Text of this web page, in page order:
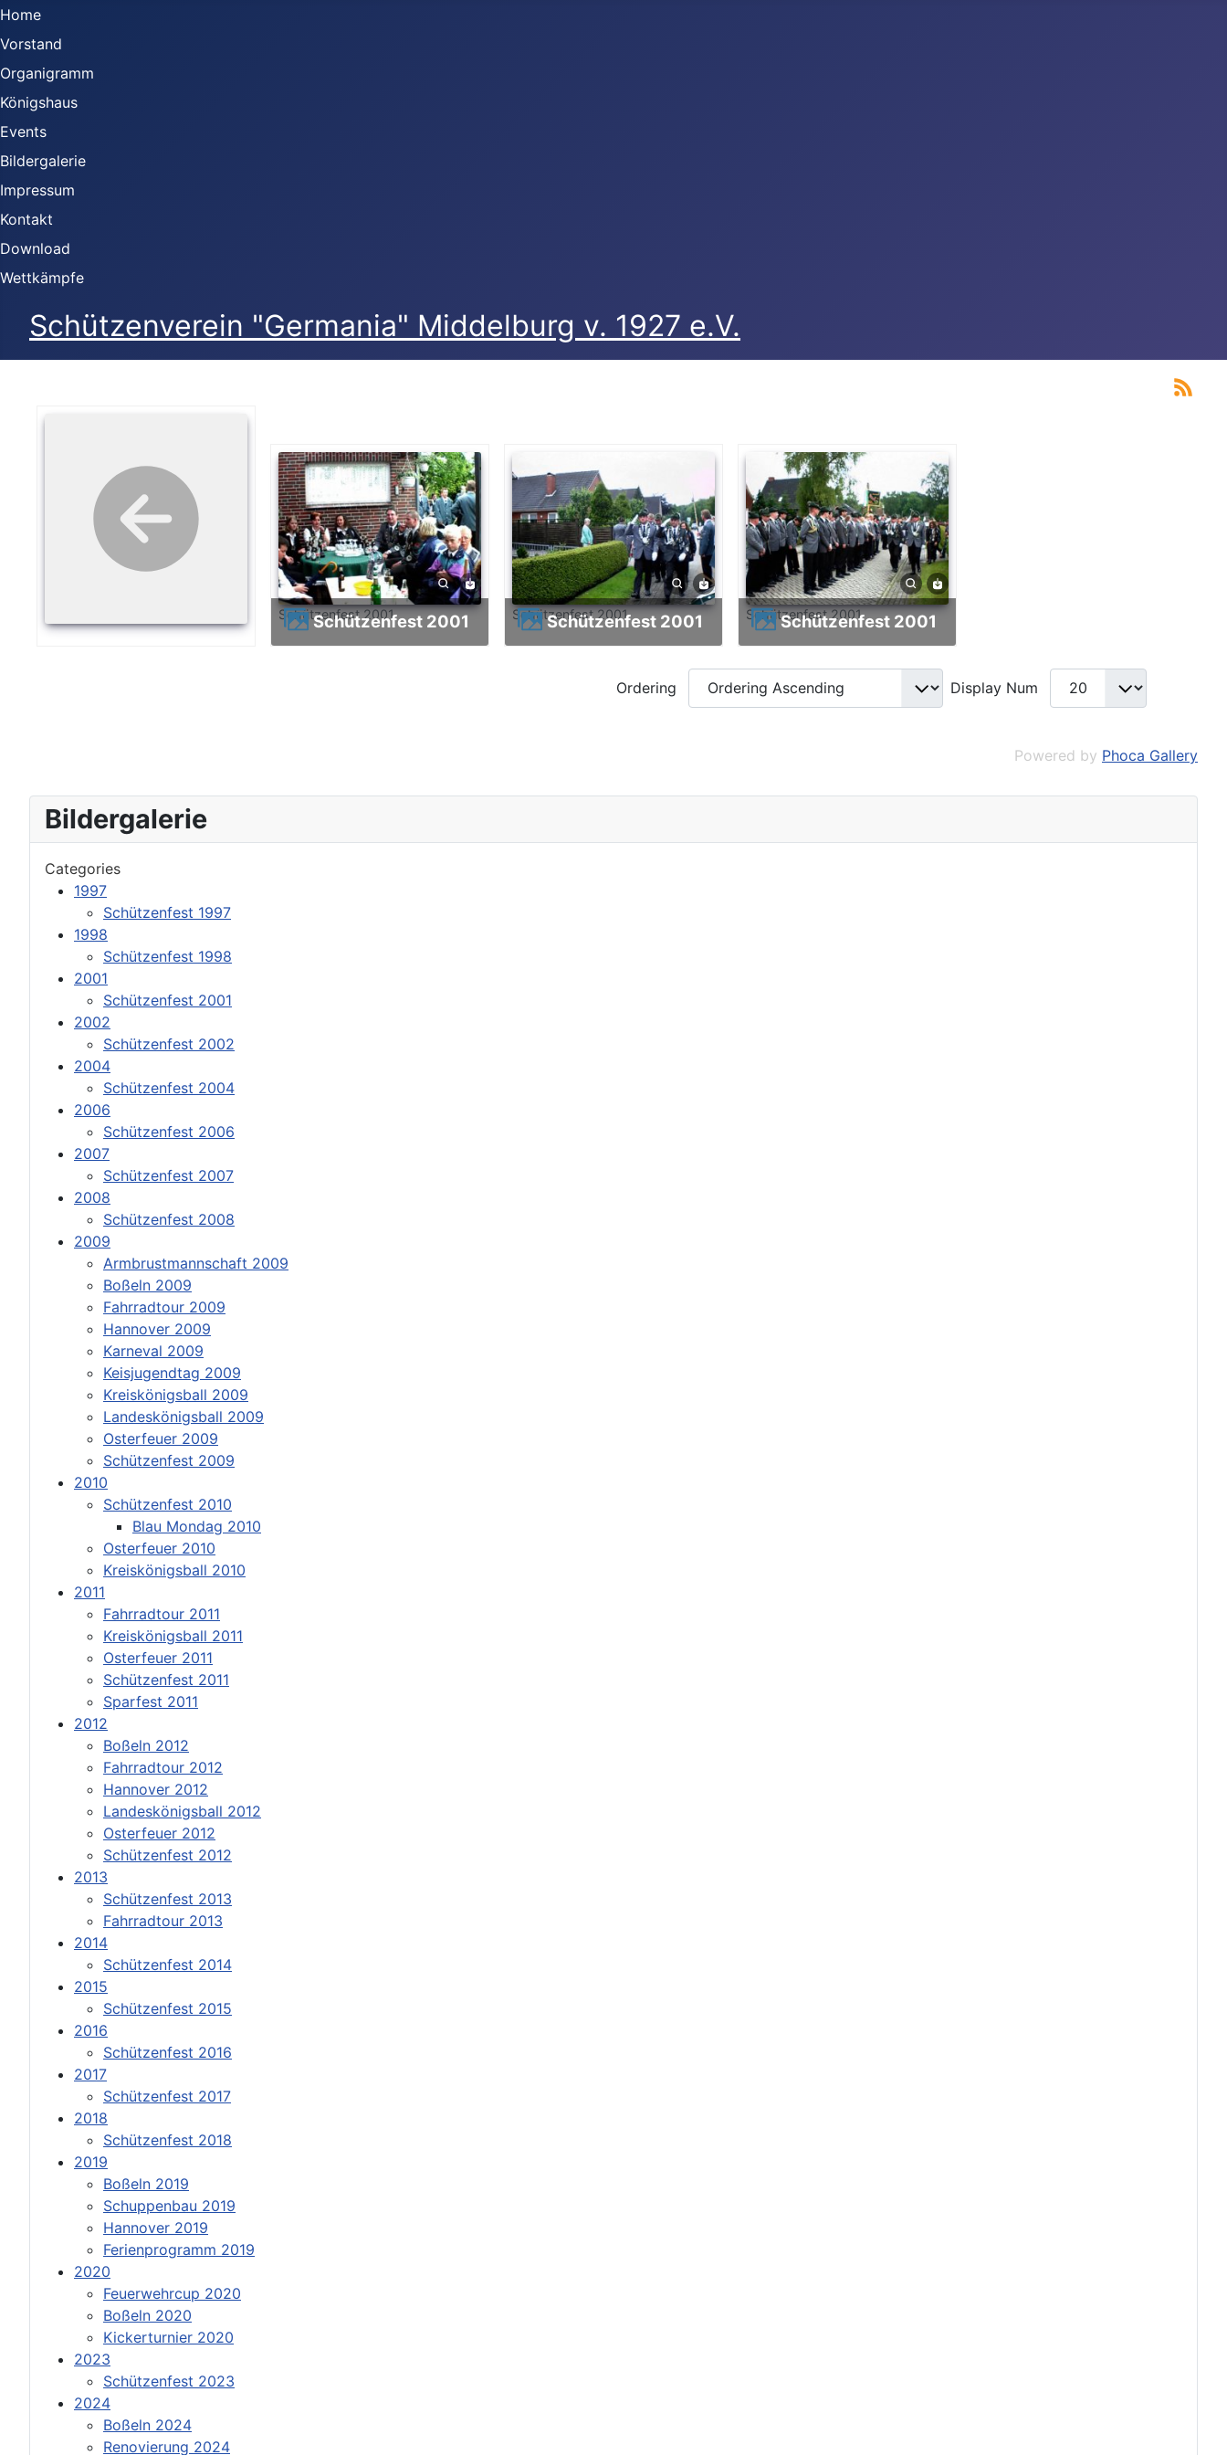
Home
Vorstand
Organigramm
Königshaus
Events
Bildergalerie
Impressum
Kontakt
Download
Wettkämpfe
Schützenverein "Germania" Middelburg v. 1927 e.V.
Bildergalerie
Categories
1997
Schützenfest 1997
1998
Schützenfest 1998
2001
Schützenfest 2001
2002
Schützenfest 2002
2004
Schützenfest 2004
2006
Schützenfest 2006
2007
Schützenfest 2007
2008
Schützenfest 2008
2009
Armbrustmannschaft 2009
Boßeln 2009
Fahrradtour 2009
Hannover 2009
Karneval 2009
Keisjugendtag 2009
Kreiskönigsball 2009
Landeskönigsball 2009
Osterfeuer 2009
Schützenfest 2009
2010
Schützenfest 2010
Blau Mondag 2010
Osterfeuer 2010
Kreiskönigsball 2010
2011
Fahrradtour 2011
Kreiskönigsball 2011
Osterfeuer 2011
Schützenfest 2011
Sparfest 2011
2012
Boßeln 2012
Fahrradtour 2012
Hannover 2012
Landeskönigsball 2012
Osterfeuer 2012
Schützenfest 2012
2013
Schützenfest 2013
Fahrradtour 2013
2014
Schützenfest 2014
2015
Schützenfest 2015
2016
Schützenfest 2016
2017
Schützenfest 2017
2018
Schützenfest 2018
2019
Boßeln 2019
Schuppenbau 2019
Hannover 2019
Ferienprogramm 2019
2020
Feuerwehrcup 2020
Boßeln 2020
Kickerturnier 2020
2023
Schützenfest 2023
2024
Boßeln 2024
Renovierung 2024
Schützenfest 2001
Schützenfest 2001 Schützenfest 2001
Schützenfest 2001 Schützenfest 2001
Schützenfest 2001
Ordering Display Num
Powered by Phoca Gallery